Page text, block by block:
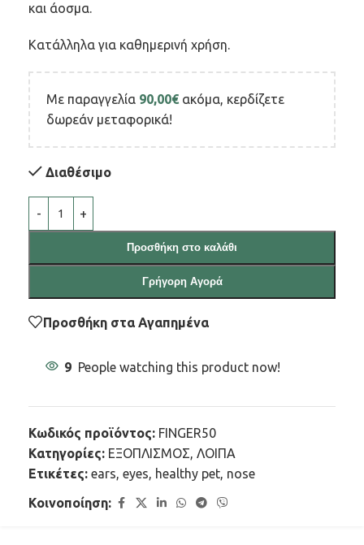
και άοσμα.
Κατάλληλα για καθημερινή χρήση.
Με παραγγελία 90,00€ ακόμα, κερδίζετε
δωρεάν μεταφορικά!
Διαθέσιμο
Προσθήκη στο καλάθι
Γρήγορη Αγορά
Προσθήκη στα Αγαπημένα
9 People watching this product now!
Κωδικός προϊόντος: FINGER50
Κατηγορίες: ΕΞΟΠΛΙΣΜΟΣ, ΛΟΙΠΑ
Ετικέτες: ears, eyes, healthy pet, nose
Κοινοποίηση: